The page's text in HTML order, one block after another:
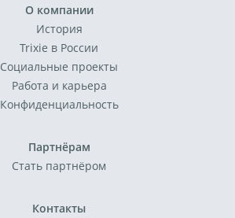
О компании
История
Trixie в России
Социальные проекты
Работа и карьера
Конфиденциальность
Партнёрам
Стать партнёром
Контакты